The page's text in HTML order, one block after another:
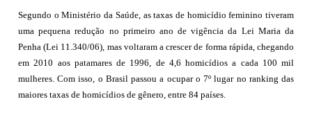
Segundo o Ministério da Saúde, as taxas de homicídio feminino tiveram
uma pequena redução no primeiro ano de vigência da Lei Maria da
Penha (Lei 11.340/06), mas voltaram a crescer de forma rápida, chegando
em 2010 aos patamares de 1996, de 4,6 homicídios a cada 100 mil
mulheres. Com isso, o Brasil passou a ocupar o 7º lugar no ranking das
maiores taxas de homicídios de gênero, entre 84 países.